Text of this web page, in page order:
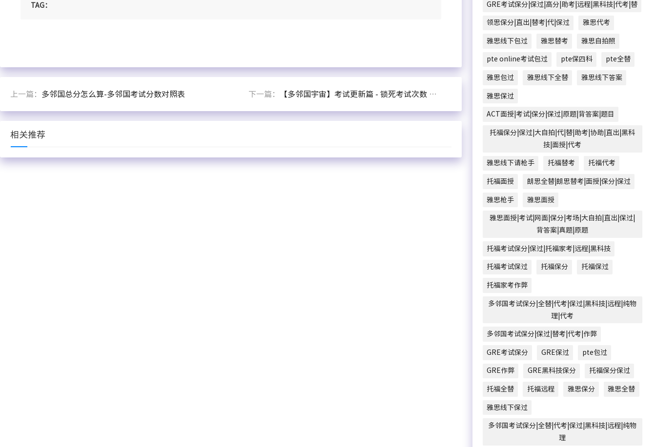
TAG：
上一篇： 多邻国总分怎么算-多邻国考试分数对照表 下一篇： 【多邻国宇宙】考试更新篇 - 锁死考试次数 —— 30天之内最多只能购买3次无论这3次出不出分认不认证
相关推荐
GRE考试保分|保过|高分|助考|远程|黑科技|代考|替
领思保分|直出|替考|代|保过 雅思代考
雅思线下包过 雅思替考 雅思自拍照
pte online考试包过 pte保四科 pte全替
雅思包过 雅思线下全替 雅思线下答案
雅思保过
ACT面授|考试|保分|保过|原题|背答案|题目
托福保分|保过|大自拍|代|替|助考|协助|直出|黑科
技|面授|代考
雅思线下请枪手 托福替考 托福代考
托福面授 朗思全替|朗思替考|面授|保分|保过
雅思枪手 雅思面授
雅思面授|考试|网面|保分|考场|大自拍|直出|保过|
背答案|真题|原题
托福考试保分|保过|托福家考|远程|黑科技
托福考试保过 托福保分 托福保过
托福家考作弊
多邻国考试保分|全替|代考|保过|黑科技|远程|纯物
理|代考
多邻国考试保分|保过|替考|代考|作弊
GRE考试保分 GRE保过 pte包过
GRE作弊 GRE黑科技保分 托福保分保过
托福全替 托福远程 雅思保分 雅思全替
雅思线下保过
多邻国考试保分|全替|代考|保过|黑科技|远程|纯物
理